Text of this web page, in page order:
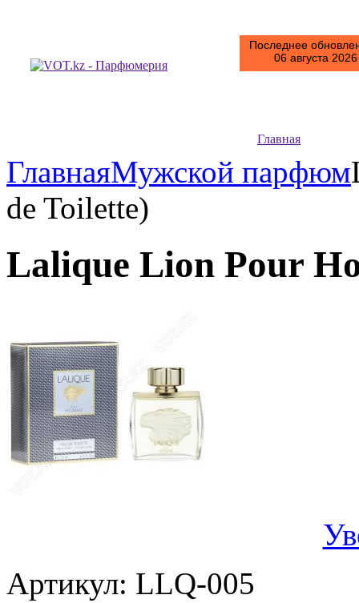
Последнее
06 августа
Главная
ГлавнаяМужской парфюм
de Toilette)
Lalique Lion Pour
Артикул: LLQ-005